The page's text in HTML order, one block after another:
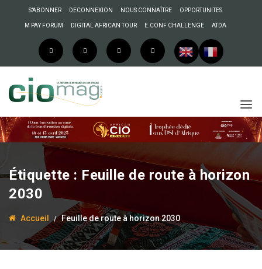
S’ABONNER DECONNEXION NOUS CONNAÎTRE OPPORTUNITES
M PAY FORUM DIGITAL AFRICAN TOUR E.CONF CHALLENGE ATDA
Étiquette : Feuille de route à horizon
2030
Accueil Feuille de route à horizon 2030
24 novembre 2025
L’Agence de